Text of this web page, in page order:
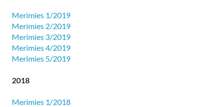
Merimies 1/2019
Merimies 2/2019
Merimies 3/2019
Merimies 4/2019
Merimies 5/2019
2018
Merimies 1/2018